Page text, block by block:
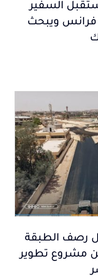
السفير
فرانس ويبحث
رصف الطبقة
مشروع تطوير